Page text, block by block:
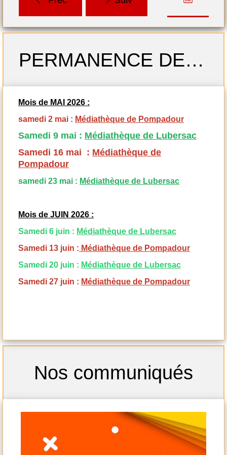
Profitez de nombreux
films et documents en
téléchargement gratuit
grâce à LA MEDIATHEQUE
le lien ci-dessous
https://numerique.bd.correze.fr/
PERMANENCE DES SAMEDIS MAI-JUIN 2026
Mois de MAI 2026 :
samedi 2 mai : Médiathèque de Pompadour
Samedi 9 mai : Médiathèque de Lubersac
Samedi 16 mai : Médiathèque de
Pompadour
samedi 23 mai : Médiathèque de Lubersac
Mois de JUIN 2026 :
Samedi 6 juin : Médiathèque de Lubersac
Samedi 13 juin : Médiathèque de Pompadour
Samedi 20 juin : Médiathèque de Lubersac
Samedi 27 juin : Médiathèque de Pompadour
Nos communiqués